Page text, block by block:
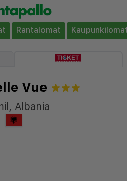
Rantalomat
Vue
, Albania